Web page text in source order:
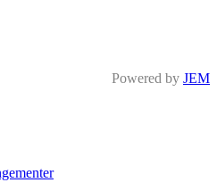
Powered by JEM